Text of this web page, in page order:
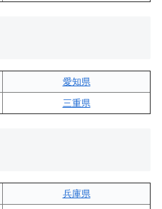
愛知県
三重県
兵庫県